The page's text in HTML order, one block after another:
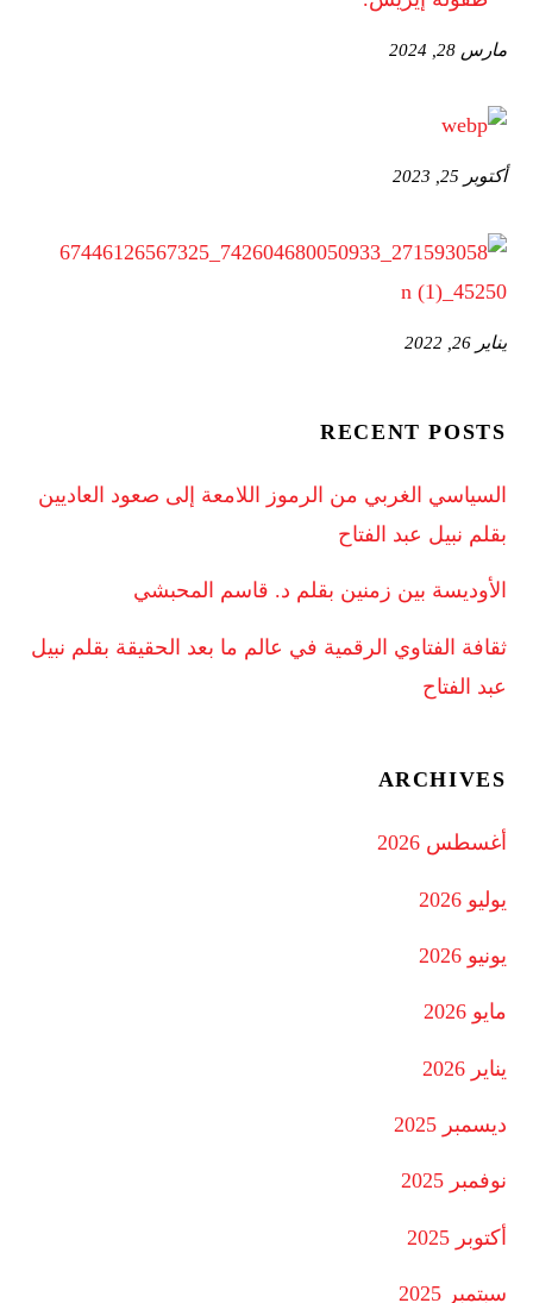
مارس 28, 2024
أكتوبر 25, 2023
يناير 26, 2022
RECENT POSTS
السياسي الغربي من الرموز اللامعة إلى صعود العاديين
بقلم نبيل عبد الفتاح
الأوديسة بين زمنين بقلم د. قاسم المحبشي
ثقافة الفتاوي الرقمية في عالم ما بعد الحقيقة بقلم نبيل
عبد الفتاح
ARCHIVES
أغسطس 2026
يوليو 2026
يونيو 2026
مايو 2026
يناير 2026
ديسمبر 2025
نوفمبر 2025
أكتوبر 2025
سبتمبر 2025